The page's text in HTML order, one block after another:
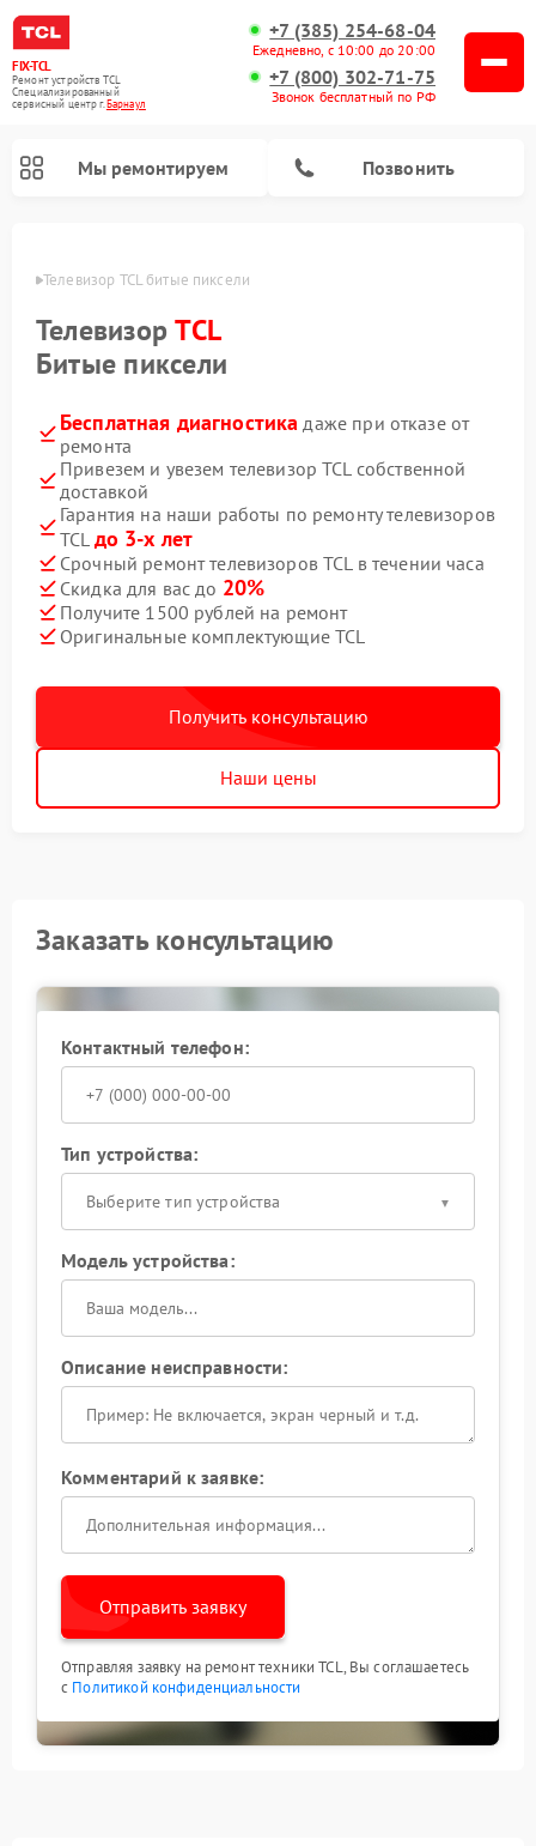
FIX-TCL
Ремонт устройств TCL
Специализированный
cервисный центр г.Барнаул
+7 (385) 254-68-04
Ежедневно, с 10:00 до 20:00
+7 (800) 302-71-75
Звонок бесплатный по РФ
Мы ремонтируем Позвонить
Телевизор TCL битые пиксели
ТелевизорTCL
Битые пиксели
Бесплатная диагностика даже при отказе от
ремонта
Привезем и увезем телевизор TCL собственной
доставкой
Гарантия на наши работы по ремонту телевизоров
TCL до 3-х лет
Срочный ремонт телевизоров TCL в течении часа
Скидка для вас до 20%
Получите 1500 рублей на ремонт
Оригинальные комплектующие TCL
Получить консультацию
Наши цены
Заказать консультацию
Контактный телефон:
Тип устройства:
Выберите тип устройства
Модель устройства:
Описание неисправности:
Комментарий к заявке:
Отправить заявку
Отправляя заявку на ремонт техники TCL, Вы соглашаетесь
с Политикой конфиденциальности